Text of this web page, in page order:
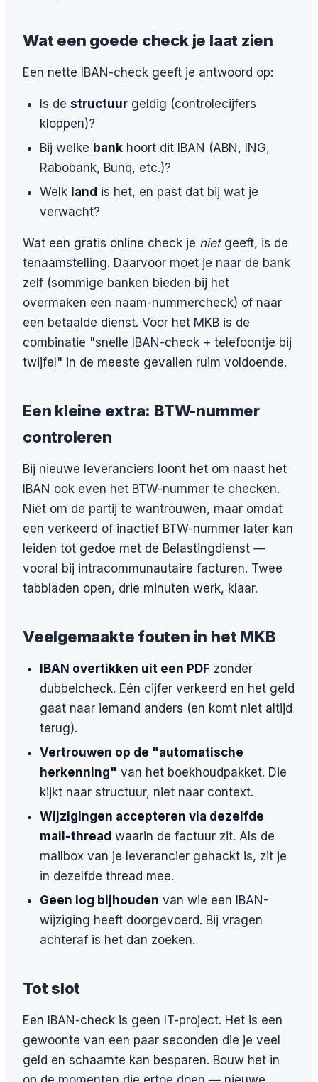
Wat een goede check je laat zien
Een nette IBAN-check geeft je antwoord op:
Is de structuur geldig (controlecijfers
kloppen)?
Bij welke bank hoort dit IBAN (ABN, ING,
Rabobank, Bunq, etc.)?
Welk land is het, en past dat bij wat je
verwacht?
Wat een gratis online check je nietgeeft, is de
tenaamstelling. Daarvoor moet je naar de bank
zelf (sommige banken bieden bij het
overmaken een naam-nummercheck) of naar
een betaalde dienst. Voor het MKB is de
combinatie "snelle IBAN-check + telefoontje bij
twijfel" in de meeste gevallen ruim voldoende.
Een kleine extra: BTW-nummer
controleren
Bij nieuwe leveranciers loont het om naast het
IBAN ook even het BTW-nummer te checken.
Niet om de partij te wantrouwen, maar omdat
een verkeerd of inactief BTW-nummer later kan
leiden tot gedoe met de Belastingdienst —
vooral bij intracommunautaire facturen. Twee
tabbladen open, drie minuten werk, klaar.
Veelgemaakte fouten in het MKB
IBAN overtikken uit een PDF zonder
dubbelcheck. Eén cijfer verkeerd en het geld
gaat naar iemand anders (en komt niet altijd
terug).
Vertrouwen op de "automatische
herkenning" van het boekhoudpakket. Die
kijkt naar structuur, niet naar context.
Wijzigingen accepteren via dezelfde
mail-thread waarin de factuur zit. Als de
mailbox van je leverancier gehackt is, zit je
in dezelfde thread mee.
Geen log bijhouden van wie een IBAN-
wijziging heeft doorgevoerd. Bij vragen
achteraf is het dan zoeken.
Tot slot
Een IBAN-check is geen IT-project. Het is een
gewoonte van een paar seconden die je veel
geld en schaamte kan besparen. Bouw het in